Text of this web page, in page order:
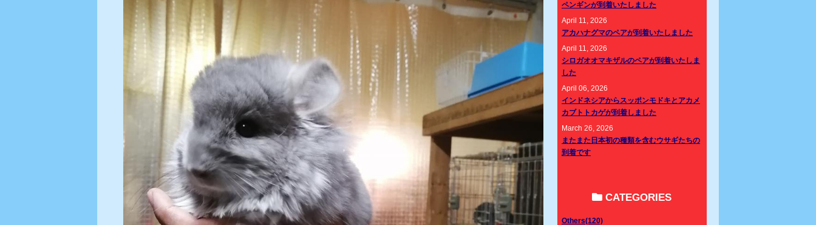
ペンギンが到着いたしました
April 11, 2026
アカハナグマのペアが到着いたしました
April 11, 2026
シロガオオマキザルのペアが到着いたしま
した
April 06, 2026
インドネシアからスッポンモドキとアカメ
カブトトカゲが到着しました
March 26, 2026
またまた日本初の種類を含むウサギたちの
到着です
CATEGORIES
Others(120)